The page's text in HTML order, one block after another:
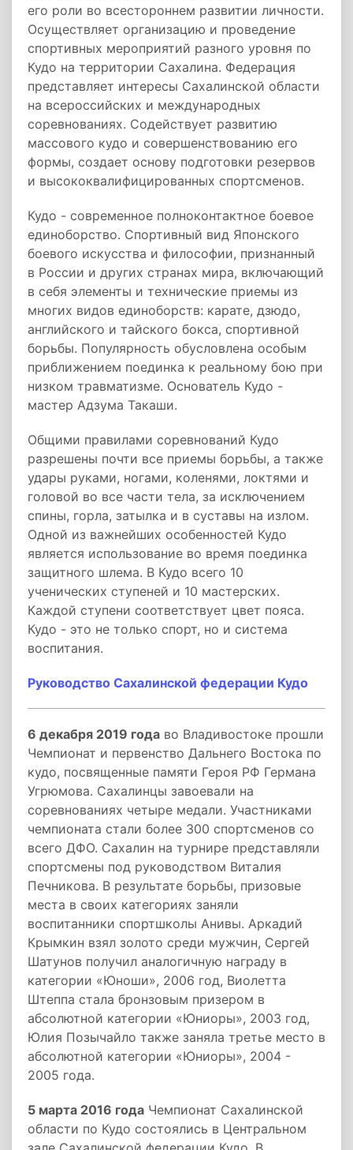
его роли во всестороннем развитии личности.
Осуществляет организацию и проведение
спортивных мероприятий разного уровня по
Кудо на территории Сахалина. Федерация
представляет интересы Сахалинской области
на всероссийских и международных
соревнованиях. Содействует развитию
массового кудо и совершенствованию его
формы, создает основу подготовки резервов
и высококвалифицированных спортсменов.
Кудо - современное полноконтактное боевое
единоборство. Спортивный вид Японского
боевого искусства и философии, признанный
в России и других странах мира, включающий
в себя элементы и технические приемы из
многих видов единоборств: карате, дзюдо,
английского и тайского бокса, спортивной
борьбы. Популярность обусловлена особым
приближением поединка к реальному бою при
низком травматизме. Основатель Кудо -
мастер Адзума Такаши.
Общими правилами соревнований Кудо
разрешены почти все приемы борьбы, а также
удары руками, ногами, коленями, локтями и
головой во все части тела, за исключением
спины, горла, затылка и в суставы на излом.
Одной из важнейших особенностей Кудо
является использование во время поединка
защитного шлема. В Кудо всего 10
ученических ступеней и 10 мастерских.
Каждой ступени соответствует цвет пояса.
Кудо - это не только спорт, но и система
воспитания.
Руководство Сахалинской федерации Кудо
6 декабря 2019 года во Владивостоке прошли
Чемпионат и первенство Дальнего Востока по
кудо, посвященные памяти Героя РФ Германа
Угрюмова. Сахалинцы завоевали на
соревнованиях четыре медали. Участниками
чемпионата стали более 300 спортсменов со
всего ДФО. Сахалин на турнире представляли
спортсмены под руководством Виталия
Печникова. В результате борьбы, призовые
места в своих категориях заняли
воспитанники спортшколы Анивы. Аркадий
Крымкин взял золото среди мужчин, Сергей
Шатунов получил аналогичную награду в
категории «Юноши», 2006 год, Виолетта
Штеппа стала бронзовым призером в
абсолютной категории «Юниоры», 2003 год,
Юлия Позычайло также заняла третье место в
абсолютной категории «Юниоры», 2004 -
2005 года.
5 марта 2016 года Чемпионат Сахалинской
области по Кудо состоялись в Центральном